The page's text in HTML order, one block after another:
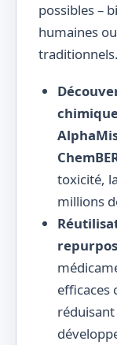
possibles –
humaines
traditionnels.
toxicité,
millions
efficaces